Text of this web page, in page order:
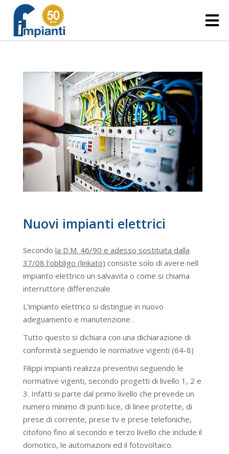
Leggi di più" />
Nuovi impianti elettrici
Secondo la D.M. 46/90 e adesso sostituita dalla
37/08 l’obbligo (linkato) consiste solo di avere nell
impianto elettrico un salvavita o come si chiama
interruttore differenziale
L’impianto elettrico si distingue in nuovo
adeguamento e manutenzione .
Tutto questo si dichiara con una dichiarazione di
conformità seguendo le normative vigenti (64-8)
Filippi impianti realizza preventivi seguendo le
normative vigenti, secondo progetti di livello 1, 2 e
3. Infatti si parte dal primo livello che prevede un
numero minimo di punti luce, di linee protette, di
prese di corrente, prese tv e prese telefoniche,
citofono fino al secondo e terzo livello che include il
domotico, le automazioni ed il fotovoltaico.